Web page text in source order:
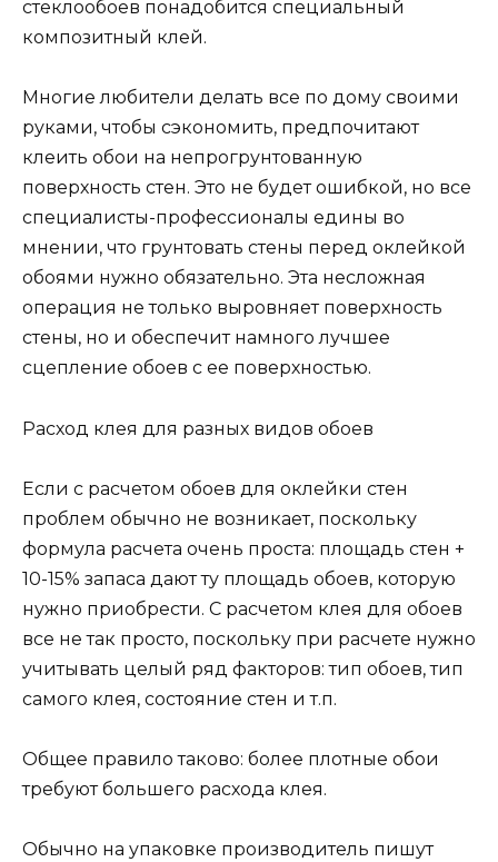
стеклообоев понадобится специальный
композитный клей.
Многие любители делать все по дому своими
руками, чтобы сэкономить, предпочитают
клеить обои на непрогрунтованную
поверхность стен. Это не будет ошибкой, но все
специалисты-профессионалы едины во
мнении, что грунтовать стены перед оклейкой
обоями нужно обязательно. Эта несложная
операция не только выровняет поверхность
стены, но и обеспечит намного лучшее
сцепление обоев с ее поверхностью.
Расход клея для разных видов обоев
Если с расчетом обоев для оклейки стен
проблем обычно не возникает, поскольку
формула расчета очень проста: площадь стен +
10-15% запаса дают ту площадь обоев, которую
нужно приобрести. С расчетом клея для обоев
все не так просто, поскольку при расчете нужно
учитывать целый ряд факторов: тип обоев, тип
самого клея, состояние стен и т.п.
Общее правило таково: более плотные обои
требуют большего расхода клея.
Обычно на упаковке производитель пишут